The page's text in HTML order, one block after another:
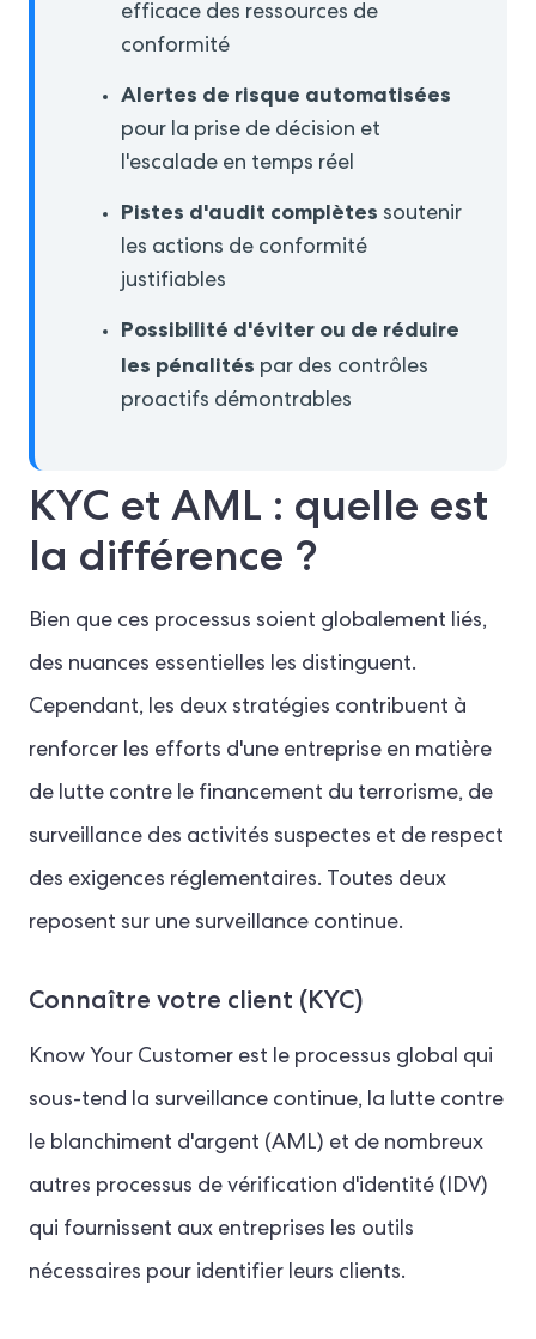
efficace des ressources de
conformité
Alertes de risque automatisées
pour la prise de décision et
l'escalade en temps réel
Pistes d'audit complètes soutenir
les actions de conformité
justifiables
Possibilité d'éviter ou de réduire
les pénalités par des contrôles
proactifs démontrables
KYC et AML : quelle est
la différence ?
Bien que ces processus soient globalement liés,
des nuances essentielles les distinguent.
Cependant, les deux stratégies contribuent à
renforcer les efforts d'une entreprise en matière
de lutte contre le financement du terrorisme, de
surveillance des activités suspectes et de respect
des exigences réglementaires. Toutes deux
reposent sur une surveillance continue.
Connaître votre client (KYC)
Know Your Customer est le processus global qui
sous-tend la surveillance continue, la lutte contre
le blanchiment d'argent (AML) et de nombreux
autres processus de vérification d'identité (IDV)
qui fournissent aux entreprises les outils
nécessaires pour identifier leurs clients.